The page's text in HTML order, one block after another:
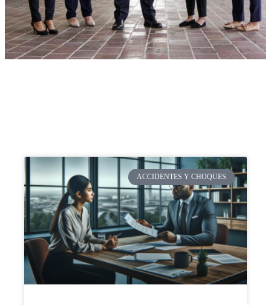
ACCIDENTES Y CHOQUES